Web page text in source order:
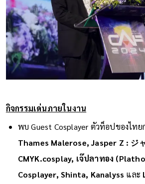
กิจกรรมเด่นภายในงาน
พบ Guest Cosplayer ตัวท็อปของไทย
Thames Malerose, Jasper Z : ジ
CMYK.cosplay, เจ๊ปลาทอง
Cosplayer, Shinta, Kanalyss และ